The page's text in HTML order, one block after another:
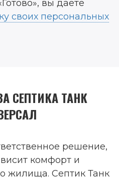
вы даете
своих персональных
СЕПТИКА ТАНК
решение,
комфорт и
жилища. Септик Танк